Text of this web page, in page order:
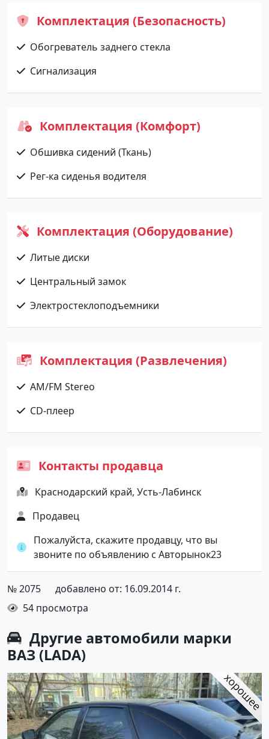
Комплектация (Безопасность)
Обогреватель заднего стекла
Сигнализация
Комплектация (Комфорт)
Обшивка сидений (Ткань)
Рег-ка сиденья водителя
Комплектация (Оборудование)
Литые диски
Центральный замок
Электростеклоподъемники
Комплектация (Развлечения)
AM/FM Stereo
CD-плеер
Контакты продавца
Краснодарский край, Усть-Лабинск
Продавец
Пожалуйста, скажите продавцу, что вы
звоните по объявлению с Авторынок23
№ 2075
добавлено от: 16.09.2014 г.
54 просмотра
Другие автомобили марки
ВАЗ (LADA)